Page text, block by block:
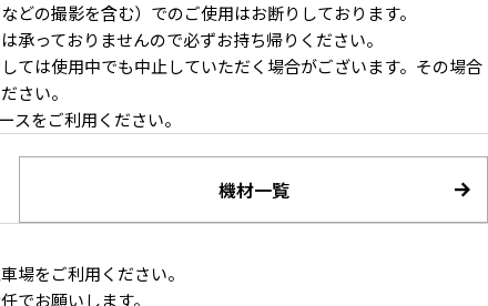
の撮影を含む）でのご使用はお断りしております。
っておりませんので必ずお持ち帰りください。
ては使用中でも中止していただく場合がございます。その場合
さい。
をご利用ください。
機材一覧
場をご利用ください。
でお願いします。